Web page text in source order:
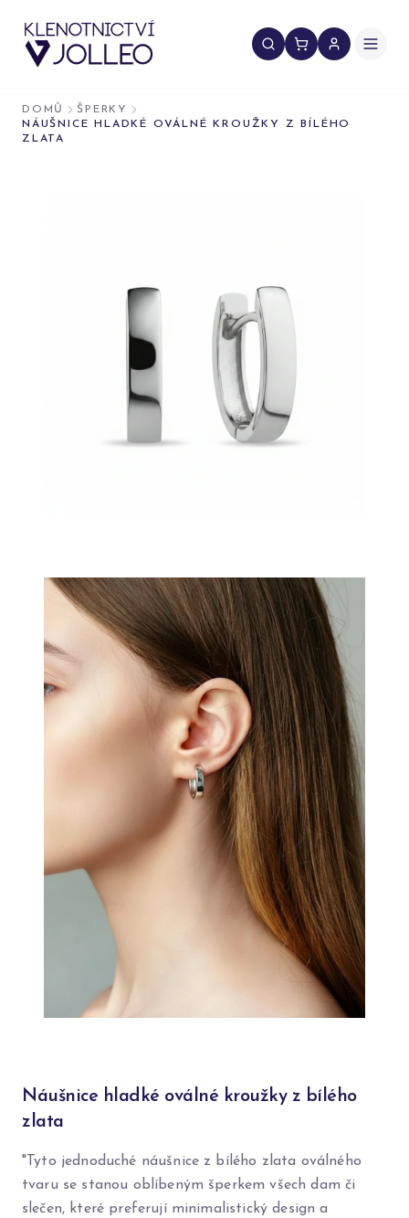
DOMŮ
ŠPERKY
NÁUŠNICE HLADKÉ OVÁLNÉ KROUŽKY Z BÍLÉHO
ZLATA
Náušnice hladké oválné kroužky z bílého
zlata
"Tyto jednoduché náušnice z bílého zlata oválného
tvaru se stanou oblíbeným šperkem všech dam či
slečen, které preferují minimalistický design a